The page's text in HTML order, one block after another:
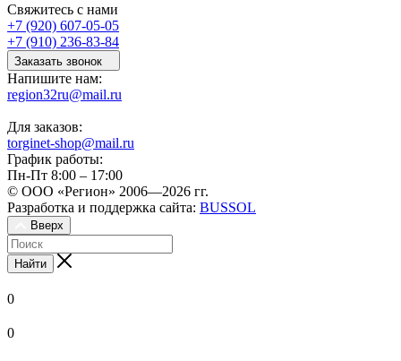
Свяжитесь с нами
+7 (920) 607-05-05
+7 (910) 236-83-84
Заказать звонок
Напишите нам:
region32ru@mail.ru
Для заказов:
torginet-shop@mail.ru
График работы:
Пн-Пт 8:00 – 17:00
© ООО «Регион» 2006—2026 гг.
Разработка и поддержка сайта: BUSSOL
Вверх
Найти
0
0